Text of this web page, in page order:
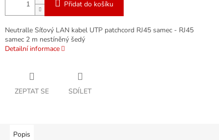
Přidat do košíku
Neutralle Síťový LAN kabel UTP patchcord RJ45 samec - RJ45
samec 2 m nestíněný šedý
Detailní informace
ZEPTAT SE SDÍLET
Popis